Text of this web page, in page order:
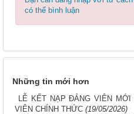
có thể bình luận
Những tin mới hơn
LỄ KẾT NẠP ĐẢNG VIÊN
VIÊN CHÍNH THỨC (19/05/2026)